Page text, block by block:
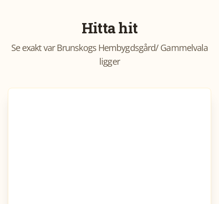
Hitta hit
Se exakt varBrunskogs Hembygdsgård/ Gammelvala
ligger